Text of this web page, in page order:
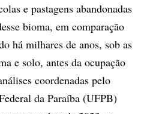
e pastagens abandonadas
bioma, em comparação
há milhares de anos, sob as
e solo, antes da ocupação
coordenadas pelo
da Paraíba (UFPB)